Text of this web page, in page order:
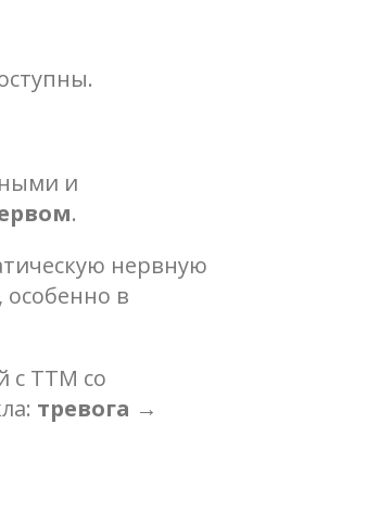
и
.
нервную
особенно в
с ТТМ со
тревога →